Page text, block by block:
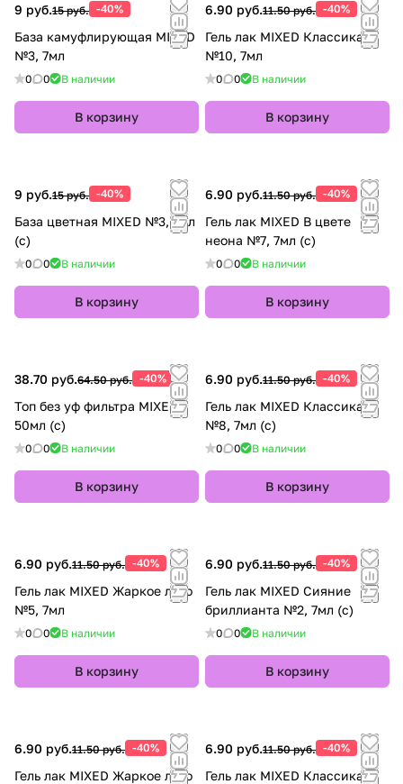
9 руб.15 руб. -40%
База камуфлирующая MIXED
№3, 7мл
0 0 В наличии
В корзину
6.90 руб.11.50 руб. -40%
Гель лак MIXED Классика
№10, 7мл
0 0 В наличии
В корзину
9 руб.15 руб. -40%
База цветная MIXED №3, 7мл
(с)
0 0 В наличии
В корзину
6.90 руб.11.50 руб. -40%
Гель лак MIXED В цвете
неона №7, 7мл (с)
0 0 В наличии
В корзину
38.70 руб.64.50 руб. -40%
Топ без уф фильтра MIXED,
50мл (с)
0 0 В наличии
В корзину
6.90 руб.11.50 руб. -40%
Гель лак MIXED Классика
№8, 7мл (с)
0 0 В наличии
В корзину
6.90 руб.11.50 руб. -40%
Гель лак MIXED Жаркое лето
№5, 7мл
0 0 В наличии
В корзину
6.90 руб.11.50 руб. -40%
Гель лак MIXED Сияние
бриллианта №2, 7мл (с)
0 0 В наличии
В корзину
6.90 руб.11.50 руб. -40%
Гель лак MIXED Жаркое лето
6.90 руб.11.50 руб. -40%
Гель лак MIXED Классика